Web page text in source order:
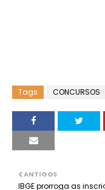
Tags CONCURSOS
ANTIGOS
IBGE prorroga as